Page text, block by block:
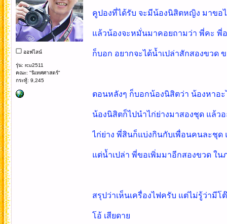
ออฟไลน์
รุ่น: rcu2511
คณะ: "นิเทศศาสตร์"
กระทู้: 9,245
คูปองที่ได้รับ จะมีน้องนิสิตหญิง มาขอ
แล้วน้องจะหมั่นมาคอยถามว่า พี่คะ พี่
ก็บอก อยากจะได้น้ำเปล่าสักสองขวด
ตอนหลังๆ ก็บอกน้องนิสิตว่า น้องหาอะ
น้องนิสิตก็ไปนำไก่ย่างมาสองชุด แล้ว
ไก่ย่าง พี่สินก็แบ่งกินกับเพื่อนคนละชุด
แต่น้ำเปล่า พี่ขอเพิ่มมาอีกสองขวด ใน
สรุปว่าเห็นเครื่องไฟครับ แต่ไม่รู้ว่ามีโ
โอ้ เสียดาย